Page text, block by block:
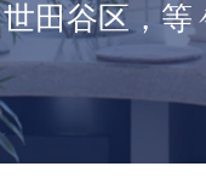
世田谷区，等